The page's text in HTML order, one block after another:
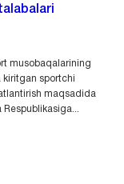
musobaqalarining
kiritgan sportchi
maqsadida